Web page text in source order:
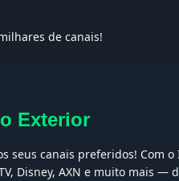
de canais!
Exterior
seus canais preferidos! Com
Disney, AXN e muito mais